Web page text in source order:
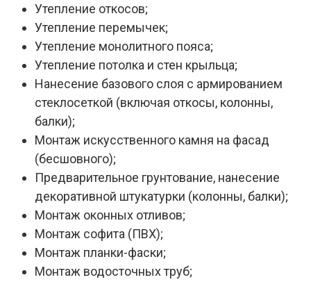
Утепление откосов;
Утепление перемычек;
Утепление монолитного пояса;
Утепление потолка и стен крыльца;
Нанесение базового слоя с армированием
стеклосеткой (включая откосы, колонны,
балки);
Монтаж искусственного камня на фасад
(бесшовного);
Предварительное грунтование, нанесение
декоративной штукатурки (колонны, балки);
Монтаж оконных отливов;
Монтаж софита (ПВХ);
Монтаж планки-фаски;
Монтаж водосточных труб;